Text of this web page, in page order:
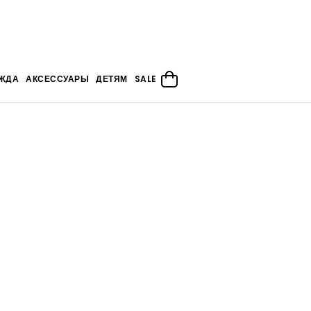
АКСЕССУАРЫ ДЕТЯМ SALE